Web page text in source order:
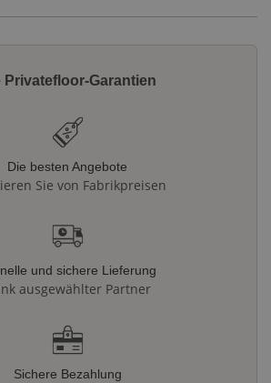
Privatefloor-Garantien
Die besten Angebote
Sie von Fabrikpreisen
und sichere Lieferung
ausgewählter Partner
Sichere Bezahlung